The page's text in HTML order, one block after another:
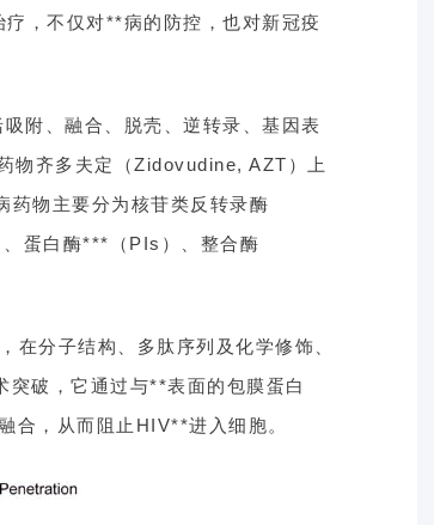
，不仅对**病的防控，也对新冠疫
附、融合、脱壳、逆转录、基因表
物齐多夫定（Zidovudine, AZT）上
药物主要分为核苷类反转录酶
蛋白酶***（PIs）、整合酶
在分子结构、多肽序列及化学修饰、
突破，它通过与**表面的包膜蛋白
合，从而阻止HIV**进入细胞。